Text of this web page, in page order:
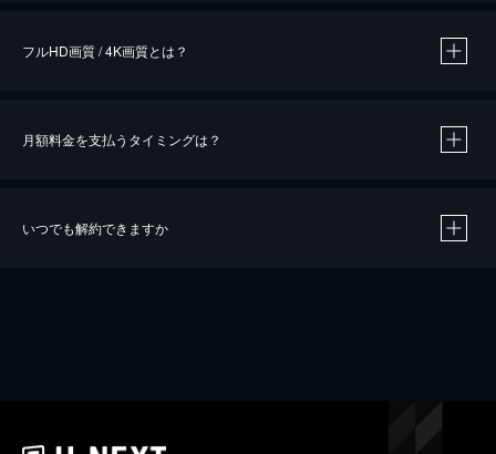
※40％ポイント還元の対象は、クレジットカード決済による作品の購入 / レンタルです。
iOSアプリのUコイン決済による作品の購入 / レンタルは、20％のポイント還元です。
フルHD画質 / 4K画質とは？
月額料金を支払うタイミングは？
いつでも解約できますか